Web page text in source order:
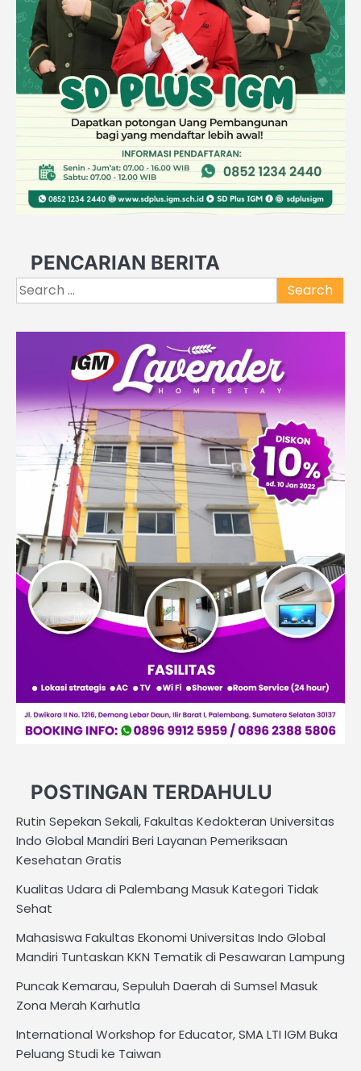
PENCARIAN BERITA
Search
for:
POSTINGAN TERDAHULU
Rutin Sepekan Sekali, Fakultas Kedokteran Universitas
Indo Global Mandiri Beri Layanan Pemeriksaan
Kesehatan Gratis
Kualitas Udara di Palembang Masuk Kategori Tidak
Sehat
Mahasiswa Fakultas Ekonomi Universitas Indo Global
Mandiri Tuntaskan KKN Tematik di Pesawaran Lampung
Puncak Kemarau, Sepuluh Daerah di Sumsel Masuk
Zona Merah Karhutla
International Workshop for Educator, SMA LTI IGM Buka
Peluang Studi ke Taiwan